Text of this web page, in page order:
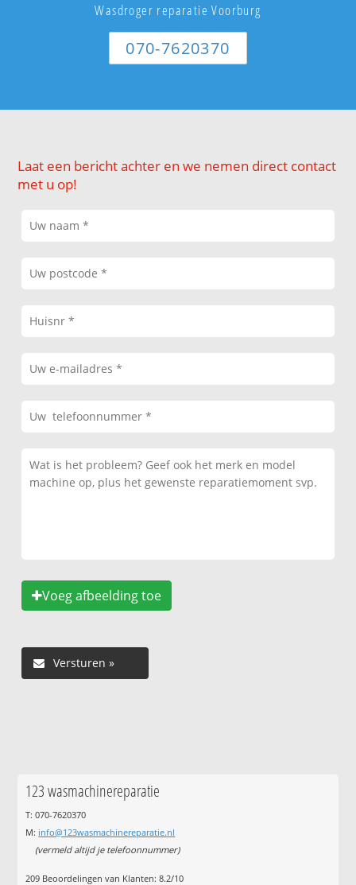
Wasdroger reparatie Voorburg
070-7620370
Laat een bericht achter en we nemen direct contact
met u op!
Voeg afbeelding toe
123 wasmachinereparatie
T: 070-7620370
M: info@123wasmachinereparatie.nl
(vermeld altijd je telefoonnummer)
209 Beoordelingen van Klanten:8.2/10